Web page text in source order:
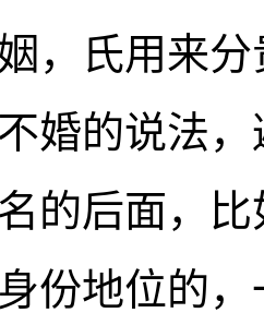
，氏用来分
婚的说法
的后面，
份地位的